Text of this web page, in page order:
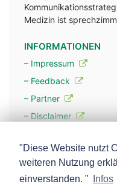
Medizin ist
INFORMATIONEN
– Impressum
– Feedback
– Partner
– Disclaimer
– Werbung
– Mehr über unsere
"Diese Website nutzt
weiteren Nutzung
einverstanden. "
Infos